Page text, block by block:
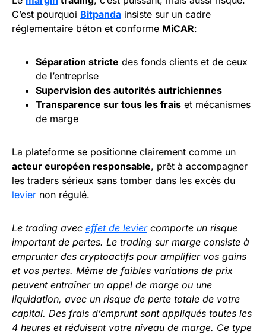
C’est pourquoi Bitpanda insiste sur un cadre
réglementaire béton et conforme MiCAR:
Séparation stricte des fonds clients et de ceux
de l’entreprise
Supervision des autorités autrichiennes
Transparence sur tous les frais et mécanismes
de marge
La plateforme se positionne clairement comme un
acteur européen responsable, prêt à accompagner
les traders sérieux sans tomber dans les excès du
levier non régulé.
Le trading avec effet de leviercomporte un risque
important de pertes. Le trading sur marge consiste à
emprunter des cryptoactifs pour amplifier vos gains
et vos pertes. Même de faibles variations de prix
peuvent entraîner un appel de marge ou une
liquidation, avec un risque de perte totale de votre
capital. Des frais d’emprunt sont appliqués toutes les
4 heures et réduisent votre niveau de marge. Ce type